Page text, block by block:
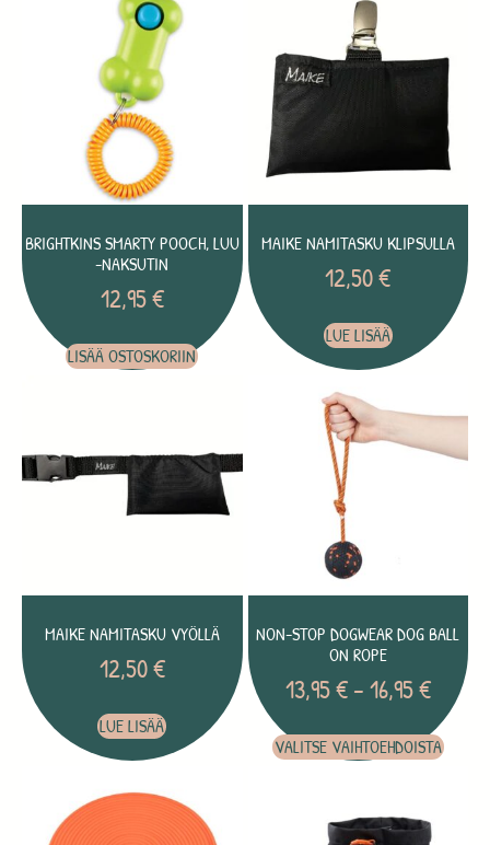
BRIGHTKINS SMARTY POOCH, LUU
-NAKSUTIN
12,95€
LISÄÄ OSTOSKORIIN
MAIKE NAMITASKU KLIPSULLA
12,50€
LUE LISÄÄ
MAIKE NAMITASKU VYÖLLÄ
12,50€
LUE LISÄÄ
NON-STOP DOGWEAR DOG BALL
ON ROPE
13,95€ –16,95€
VALITSE VAIHTOEHDOISTA